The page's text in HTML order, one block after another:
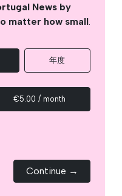
News by
matter how small.
年度
€5.00 / month
Continue →